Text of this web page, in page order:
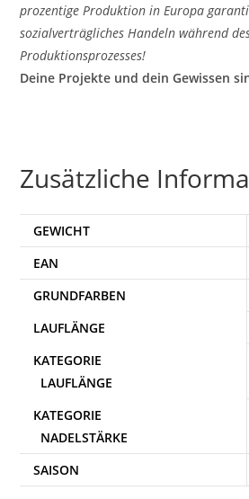
prozentige Produktion in Europa
sozialverträgliches Handeln während
Produktionsprozesses!
Deine Projekte und dein Gewissen
Zusätzliche
GEWICHT
EAN
SAISON